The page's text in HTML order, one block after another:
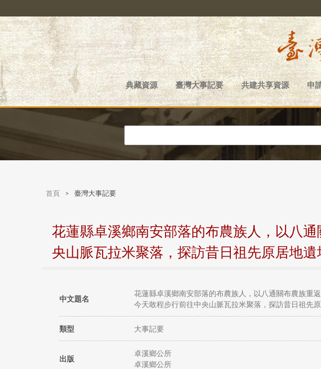
典藏資源 臺灣大事記要 共建共享資源 申
首頁 > 臺灣大事記要
花蓮縣卓溪鄉南安部落的布農族人，以八
央山脈瓦拉米聚落，探訪昔日祖先原居地遺
中文題名
花蓮縣卓溪鄉南安部落的布農族人，以八通關布農族重返
今天敢程步行前往中央山脈瓦拉米聚落，探訪昔日祖先原
類型 大事記要
出版
卓溪鄉公所
卓溪鄉公所